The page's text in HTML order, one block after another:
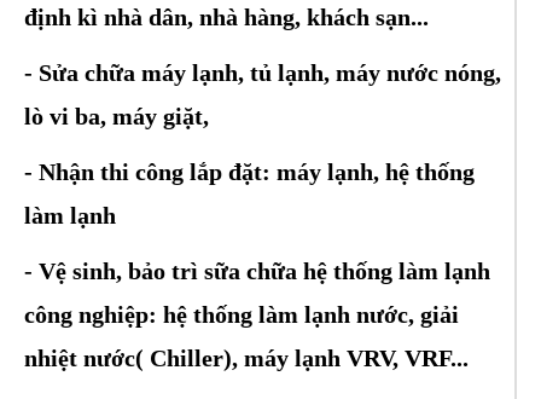
định kì nhà dân, nhà hàng, khách sạn...
- Sửa chữa máy lạnh, tủ lạnh, máy nước nóng,
lò vi ba, máy giặt,
- Nhận thi công lắp đặt: máy lạnh, hệ thống
làm lạnh
- Vệ sinh, bảo trì sữa chữa hệ thống làm lạnh
công nghiệp: hệ thống làm lạnh nước, giải
nhiệt nước( Chiller), máy lạnh VRV, VRF...